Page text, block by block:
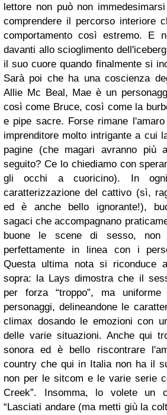
lettore non può non
comprendere il percorso interiore
comportamento così estremo. E
davanti allo scioglimento
il suo cuore quando finalmente si
Sarà poi che ha una coscienza
Allie Mc Beal, Mae è un
così come Bruce, così come la
e pipe sacre. Forse rimane
imprenditore molto intrigante a cui
pagine (che magari avranno più
seguito? Ce lo chiediamo con
gli occhi a cuoricino). In
caratterizzazione del cattivo (sì,
ed è anche bello ignorante!),
sagaci che accompagnano
buone le scene di sesso, non
perfettamente in linea con i
Questa ultima nota si riconduce
sopra: la Lays dimostra che il
per forza “troppo”, ma
personaggi, delineandone le
climax dosando le emozioni con
delle varie situazioni. Anche qui
sonora ed è bello riscontrare
country che qui in Italia non ha il
non per le sitcom e le varie serie
Creek”. Insomma, lo volete un
“Lasciati andare (ma metti giù la